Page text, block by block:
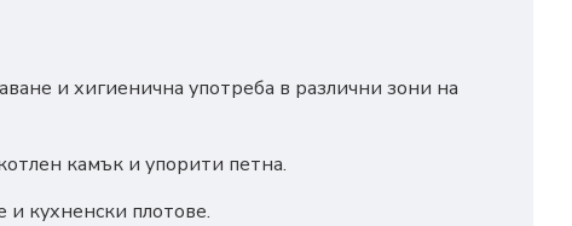
и хигиенична употреба в различни зони на
камък и упорити петна.
кухненски плотове.